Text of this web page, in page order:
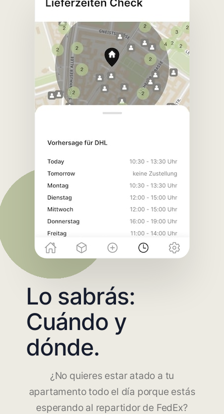
Lo sabrás:
Cuándo y
dónde.
¿No quieres estar atado a tu
apartamento todo el día porque estás
esperando al repartidor de FedEx?